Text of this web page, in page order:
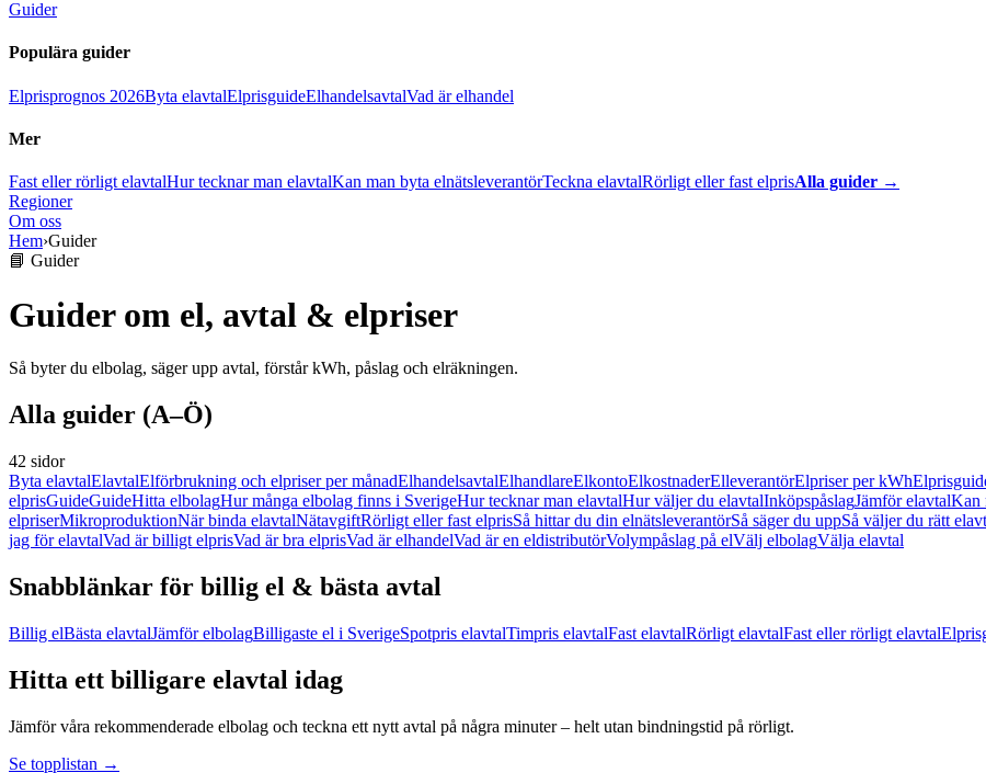
Guider
Populära guider
Elprisprognos 2026Byta elavtalElprisguideElhandelsavtalVad är elhandel
Mer
Fast eller rörligt elavtalHur tecknar man elavtalKan man byta elnätsleverantörTeckna elavtalRörligt eller fast elprisAlla guider →
Regioner
Om oss
Hem›Guider
📘 Guider
Guider om el, avtal & elpriser
Så byter du elbolag, säger upp avtal, förstår kWh, påslag och elräkningen.
Alla guider (A–Ö)
42 sidor
Byta elavtalElavtalElförbrukning och elpriser per månadElhandelsavtalElhandlareElkontoElkostnaderElleverantörElpriser per kWh
elprisGuideGuideHitta elbolagHur många elbolag finns i SverigeHur tecknar man elavtalHur väljer du elavtalInköpspåslagJämför elavtalKan
elpriserMikroproduktionNär binda elavtalNätavgiftRörligt eller fast elprisSå hittar du din elnätsleverantörSå säger du uppSå väljer du rätt
jag för elavtalVad är billigt elprisVad är bra elprisVad är elhandelVad är en eldistributörVolympåslag på elVälj elbolagVälja elavtal
Snabblänkar för billig el & bästa avtal
Billig elBästa elavtalJämför elbolagBilligaste el i SverigeSpotpris elavtalTimpris elavtalFast elavtalRörligt elavtalFast eller rörligt elavtal
Hitta ett billigare elavtal idag
Jämför våra rekommenderade elbolag och teckna ett nytt avtal på några minuter – helt utan bindningstid på rörligt.
Se topplistan →